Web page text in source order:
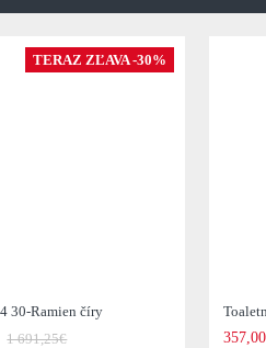
TERAZ ZĽAVA -30%
30-Ramien číry
1 691,25€